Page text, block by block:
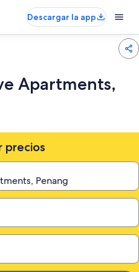
Descargar la app
Apartments,
precios